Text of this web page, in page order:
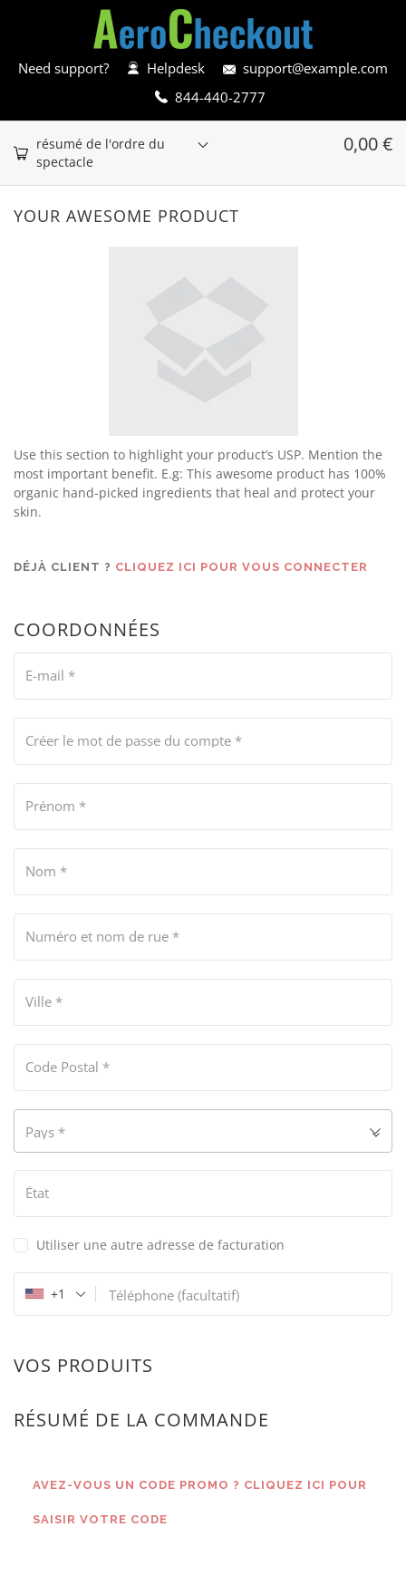
Need support? Helpdesk
support@example.com
844-440-2777
résumé de l'ordre du
spectacle
0,00€
YOUR AWESOME PRODUCT
Use this section to highlight your product’s USP. Mention the
most important benefit. E.g: This awesome product has 100%
organic hand-picked ingredients that heal and protect your
skin.
DÉJÀ CLIENT ? CLIQUEZ ICI POUR VOUS CONNECTER
COORDONNÉES
E-mail *
Créer le mot de passe du compte *
Prénom *
Nom *
Numéro et nom de rue *
Ville *
Code Postal *
Pays *
État
Utiliser une autre adresse de facturation
Téléphone (facultatif)
+1
VOS PRODUITS
RÉSUMÉ DE LA COMMANDE
AVEZ-VOUS UN CODE PROMO ? CLIQUEZ ICI POUR
SAISIR VOTRE CODE